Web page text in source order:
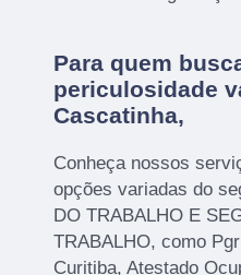
Para quem
periculosidade
Cascatinha,
Conheça nossos
opções variadas do
DO TRABALHO E
TRABALHO, como
Curitiba, Atestado